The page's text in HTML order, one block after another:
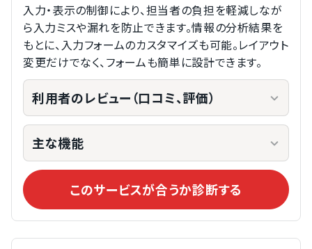
入力・表示の制御により、担当者の負担を軽減しなが
ら入力ミスや漏れを防止できます。情報の分析結果を
もとに、入力フォームのカスタマイズも可能。レイアウト
変更だけでなく、フォームも簡単に設計できます。
利用者のレビュー（口コミ、評価）
主な機能
このサービスが合うか診断する